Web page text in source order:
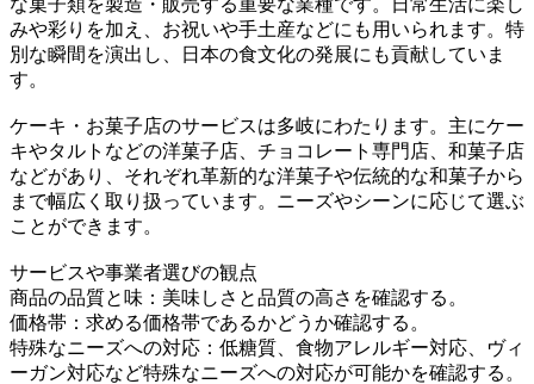
みや彩りを加え、お祝いや手土産などにも用いられます。特
別な瞬間を演出し、日本の食文化の発展にも貢献していま
す。
ケーキ・お菓子店のサービスは多岐にわたります。主にケー
キやタルトなどの洋菓子店、チョコレート専門店、和菓子店
などがあり、それぞれ革新的な洋菓子や伝統的な和菓子から
まで幅広く取り扱っています。ニーズやシーンに応じて選ぶ
ことができます。
サービスや事業者選びの観点
商品の品質と味：美味しさと品質の高さを確認する。
価格帯：求める価格帯であるかどうか確認する。
特殊なニーズへの対応：低糖質、食物アレルギー対応、ヴィ
ーガン対応など特殊なニーズへの対応が可能かを確認する。